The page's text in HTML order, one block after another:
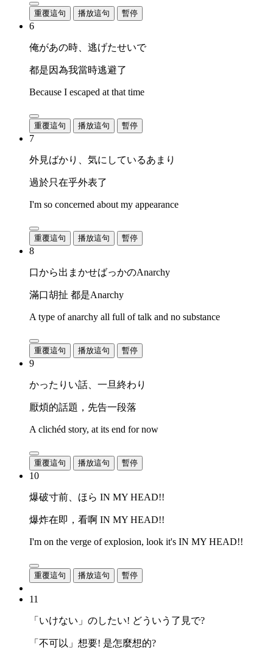
重覆這句 播放這句 暫停
6
俺があの時、逃げたせいで
都是因為我當時逃避了
Because I escaped at that time
重覆這句 播放這句 暫停
7
外見ばかり、気にしているあまり
過於只在乎外表了
I'm so concerned about my appearance
重覆這句 播放這句 暫停
8
口から出まかせばっかのAnarchy
滿口胡扯 都是Anarchy
A type of anarchy all full of talk and no substance
重覆這句 播放這句 暫停
9
かったりい話、一旦終わり
厭煩的話題，先告一段落
A clichéd story, at its end for now
重覆這句 播放這句 暫停
10
爆破寸前、ほら IN MY HEAD!!
爆炸在即，看啊 IN MY HEAD!!
I'm on the verge of explosion, look it's IN MY HEAD!!
重覆這句 播放這句 暫停
11
「いけない」のしたい! どういう了見で?
「不可以」想要! 是怎麼想的?